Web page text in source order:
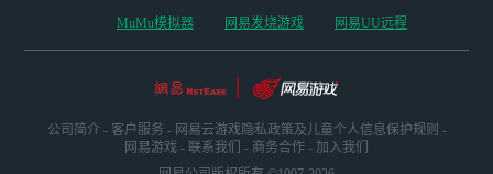
MuMu模拟器 网易发烧游戏 网易UU远程
公司简介 - 客户服务 - 网易云游戏隐私政策及儿童个人信息保护规则 -
网易游戏 - 联系我们 - 商务合作 - 加入我们